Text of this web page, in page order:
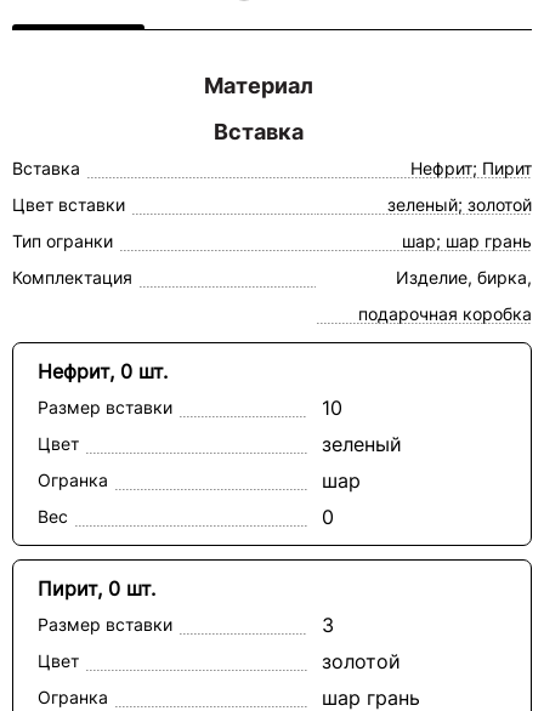
Материал
Вставка
Вставка
Нефрит; Пирит
Цвет вставки
зеленый; золотой
Тип огранки
шар; шар грань
Комплектация
Изделие, бирка,
подарочная коробка
Нефрит, 0 шт.
Размер вставки 10
Цвет зеленый
Огранка шар
Вес 0
Пирит, 0 шт.
Размер вставки 3
Цвет золотой
Огранка шар грань